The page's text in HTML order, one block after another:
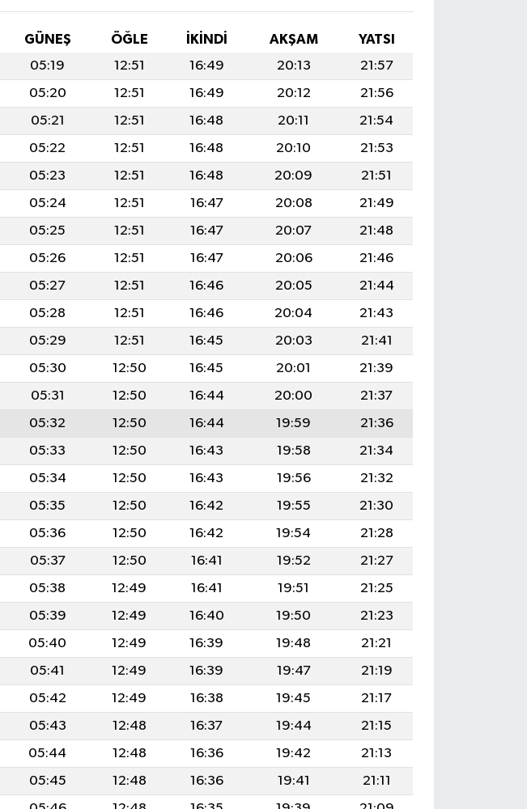
GÜNEŞ ÖĞLE İKINDI AKŞAM
YATSI
05:19 12:51 16:49 20:13
21:57
05:20 12:51 16:49 20:12
21:56
05:21 12:51 16:48 20:11
21:54
05:22 12:51 16:48 20:10
21:53
05:23 12:51 16:48 20:09
21:51
05:24 12:51 16:47 20:08
21:49
05:25 12:51 16:47 20:07
21:48
05:26 12:51 16:47 20:06
21:46
05:27 12:51 16:46 20:05
21:44
05:28 12:51 16:46 20:04
21:43
05:29 12:51 16:45 20:03
21:41
05:30 12:50 16:45 20:01
21:39
05:31 12:50 16:44 20:00
21:37
05:32 12:50 16:44 19:59
21:36
05:33 12:50 16:43 19:58
21:34
05:34 12:50 16:43 19:56
21:32
05:35 12:50 16:42 19:55
21:30
05:36 12:50 16:42 19:54
21:28
05:37 12:50 16:41 19:52
21:27
05:38 12:49 16:41 19:51
21:25
05:39 12:49 16:40 19:50
21:23
05:40 12:49 16:39 19:48
21:21
05:41 12:49 16:39 19:47
21:19
05:42 12:49 16:38 19:45
21:17
05:43 12:48 16:37 19:44
21:15
05:44 12:48 16:36 19:42
21:13
05:45 12:48 16:36 19:41
21:11